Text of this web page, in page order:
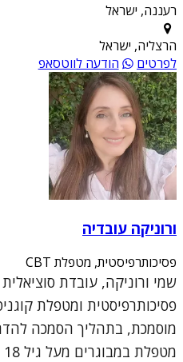
רעננה, ישראל
הרצליה, ישראל
לפרטים
הודעה לווטסאפ
ורוניקה עובדיה
פסיכותרפיסטית, מטפלת CBT